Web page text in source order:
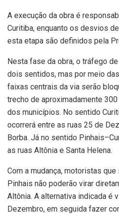
A execução da obra é
Curitiba, enquanto os desvios
esta etapa são definidos pela
Nesta fase da obra, o tráfego
dois sentidos, mas por meio
faixas centrais da via serão
trecho de aproximadamente
dos municípios. No sentido
ocorrerá entre as ruas 25 de
Borba. Já no sentido
as ruas Altônia e Santa Helena.
Com a mudança, motoristas
Pinhais não poderão virar
Altônia. A alternativa indicada é
Dezembro, em seguida fazer